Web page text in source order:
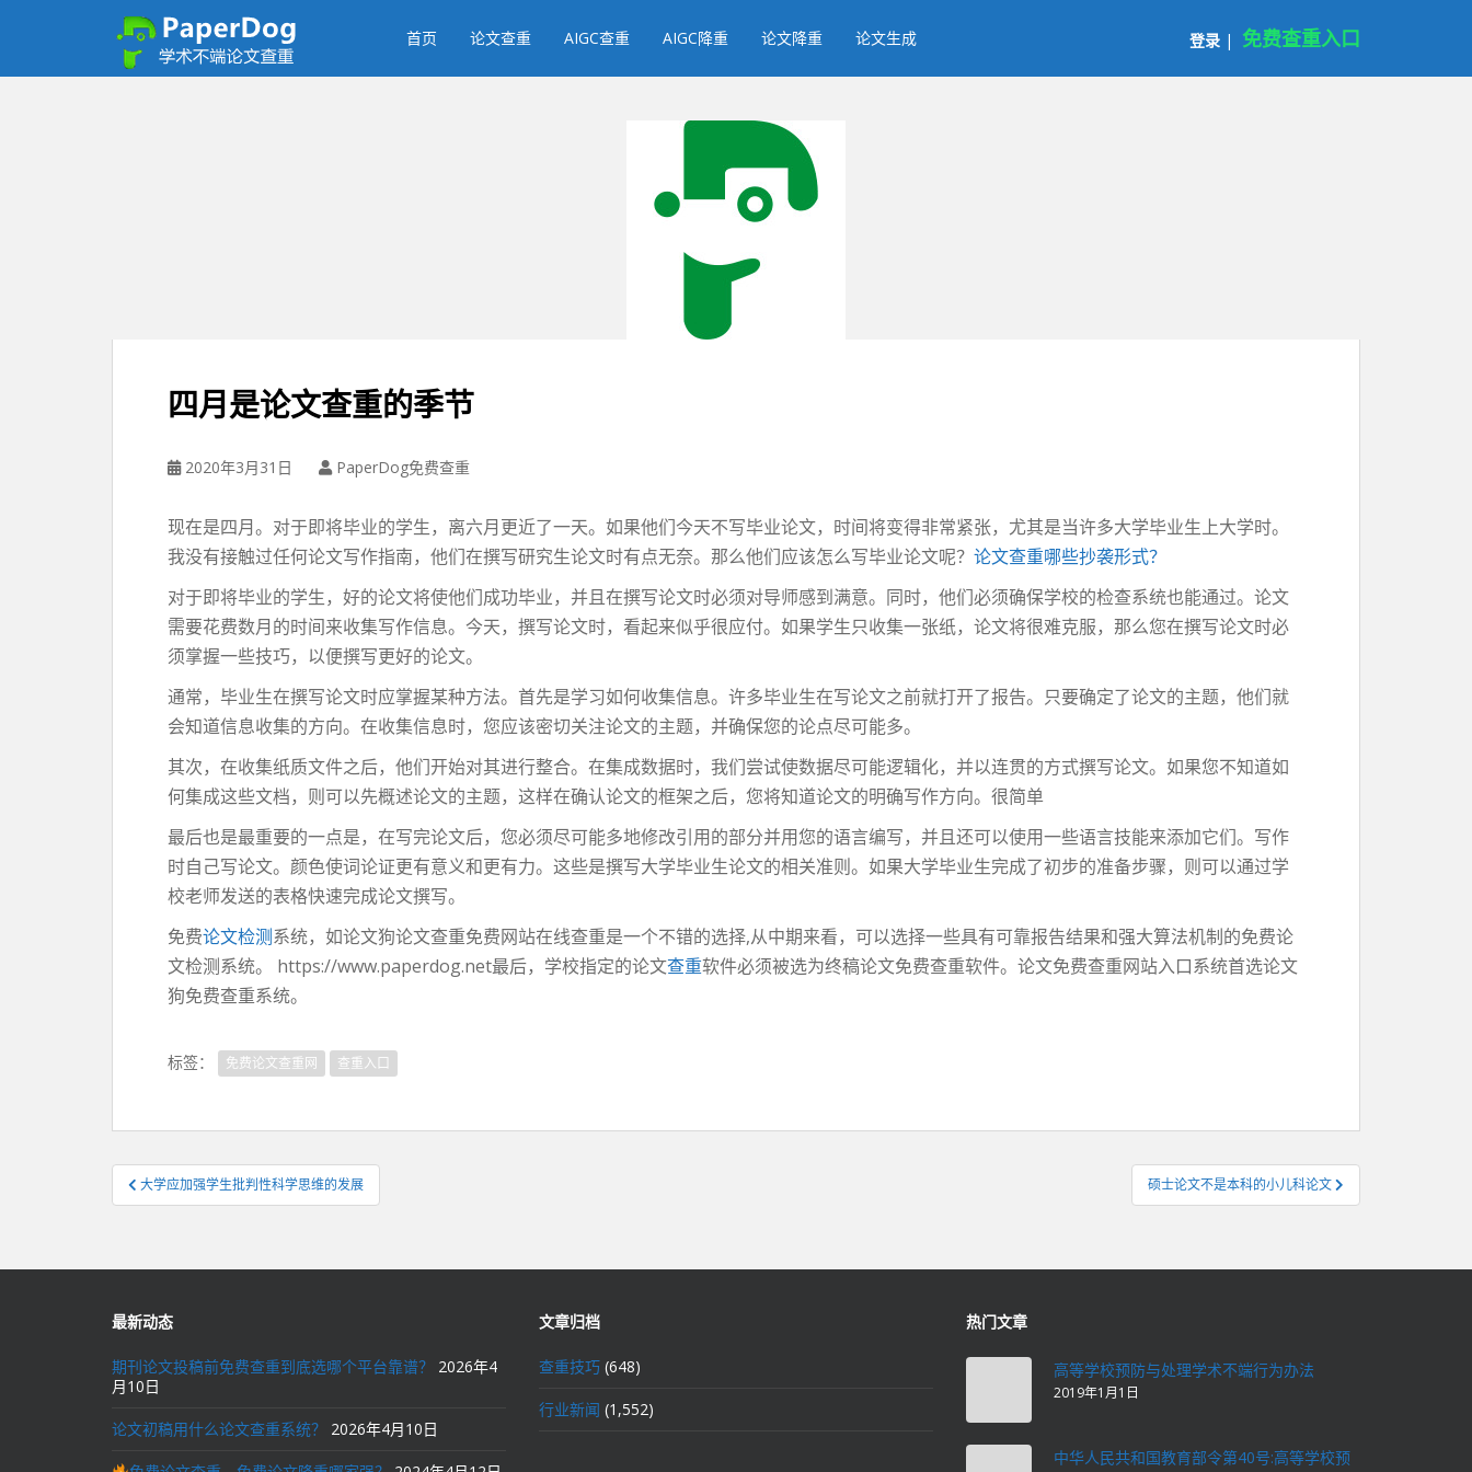
首页 论文查重 AIGC查重 AIGC降重 论文降重 论文生成 登录 | 免费查重入口
四月是论文查重的季节
2020年3月31日 PaperDog免费查重
现在是四月。对于即将毕业的学生，​​离六月更近了一天。如果他们今天不写毕业论文，时间将变得非常紧张，尤其是当许多大学毕业生上大学时。
我没有接触过任何论文写作指南，他们在撰写研究生论文时有点无奈。那么他们应该怎么写毕业论文呢？ 论文查重哪些抄袭形式？
对于即将毕业的学生，​​好的论文将使他们成功毕业，并且在撰写论文时必须对导师感到满意。同时，他们必须确保学校的检查系统也能通过。论文
需要花费数月的时间来收集写作信息。今天，撰写论文时，看起来似乎很应付。如果学生只收集一张纸，论文将很难克服，那么您在撰写论文时必
须掌握一些技巧，以便撰写更好的论文。
通常，毕业生在撰写论文时应掌握某种方法。首先是学习如何收集信息。许多毕业生在写论文之前就打开了报告。只要确定了论文的主题，他们就
会知道信息收集的方向。在收集信息时，您应该密切关注论文的主题，并确保您的论点尽可能多。
其次，在收集纸质文件之后，他们开始对其进行整合。在集成数据时，我们尝试使数据尽可能逻辑化，并以连贯的方式撰写论文。如果您不知道如
何集成这些文档，则可以先概述论文的主题，这样在确认论文的框架之后，您将知道论文的明确写作方向。很简单
最后也是最重要的一点是，在写完论文后，您必须尽可能多地修改引用的部分并用您的语言编写，并且还可以使用一些语言技能来添加它们。写作
时自己写论文。颜色使词论证更有意义和更有力。这些是撰写大学毕业生论文的相关准则。如果大学毕业生完成了初步的准备步骤，则可以通过学
校老师发送的表格快速完成论文撰写。
免费论文检测系统，如论文狗论文查重免费网站在线查重是一个不错的选择,从中期来看，可以选择一些具有可靠报告结果和强大算法机制的免费论
文检测系统。 https://www.paperdog.net最后，学校指定的论文查重软件必须被选为终稿论文免费查重软件。论文免费查重网站入口系统首选论文
狗免费查重系统。
标签： 免费论文查重网 查重入口
文
章
航
大学应加强学生批判性科学思维的发展 硕士论文不是本科的小儿科论文
最新动态
期刊论文投稿前免费查重到底选哪个平台靠谱？
2026年4
月10日
论文初稿用什么论文查重系统？ 2026年4月10日
文章归档
查重技巧 (648)
行业新闻 (1,552)
热门文章
高等学校预防与处理学术不端行为办法
2019年1月1日
中华人民共和国教育部令第40号:高等学校预